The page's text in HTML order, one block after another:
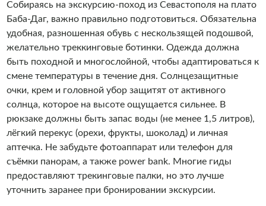
Собираясь на экскурсию-поход из Севастополя на плато
Баба-Даг, важно правильно подготовиться. Обязательна
удобная, разношенная обувь с нескользящей подошвой,
желательно треккинговые ботинки. Одежда должна
быть походной и многослойной, чтобы адаптироваться к
смене температуры в течение дня. Солнцезащитные
очки, крем и головной убор защитят от активного
солнца, которое на высоте ощущается сильнее. В
рюкзаке должны быть запас воды (не менее 1,5 литров),
лёгкий перекус (орехи, фрукты, шоколад) и личная
аптечка. Не забудьте фотоаппарат или телефон для
съёмки панорам, а также power bank. Многие гиды
предоставляют трекинговые палки, но это лучше
уточнить заранее при бронировании экскурсии.